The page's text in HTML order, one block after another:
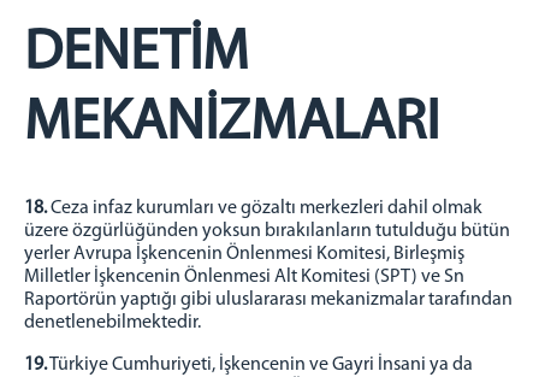
DENETİM
MEKANİZMALARI
18.Ceza infaz kurumları ve gözaltı merkezleri dahil olmak
üzere özgürlüğünden yoksun bırakılanların tutulduğu bütün
yerler Avrupa İşkencenin Önlenmesi Komitesi, Birleşmiş
Milletler İşkencenin Önlenmesi Alt Komitesi (SPT) ve Sn
Raportörün yaptığı gibi uluslararası mekanizmalar tarafından
denetlenebilmektedir.
19.Türkiye Cumhuriyeti, İşkencenin ve Gayri İnsani ya da